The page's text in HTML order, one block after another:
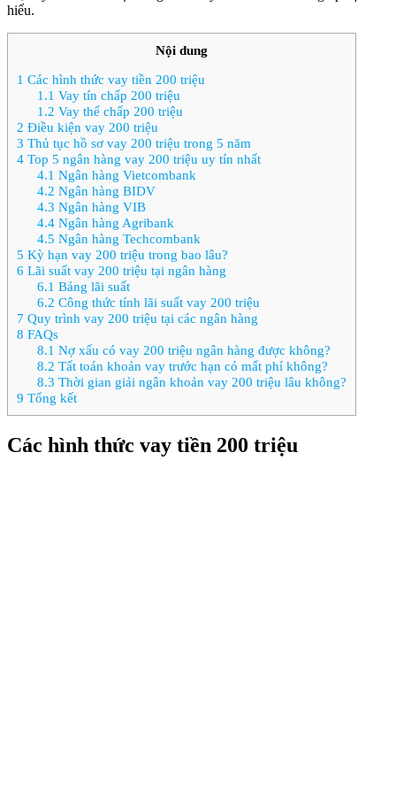
hiểu.
Nội dung
1 Các hình thức vay tiền 200 triệu
1.1 Vay tín chấp 200 triệu
1.2 Vay thế chấp 200 triệu
2 Điều kiện vay 200 triệu
3 Thủ tục hồ sơ vay 200 triệu trong 5 năm
4 Top 5 ngân hàng vay 200 triệu uy tín nhất
4.1 Ngân hàng Vietcombank
4.2 Ngân hàng BIDV
4.3 Ngân hàng VIB
4.4Ngân hàng Agribank
4.5 Ngân hàng Techcombank
5 Kỳ hạn vay 200 triệu trong bao lâu?
6 Lãi suất vay 200 triệu tại ngân hàng
6.1 Bảng lãi suất
6.2 Công thức tính lãi suất vay 200 triệu
7 Quy trình vay 200 triệu tại các ngân hàng
8 FAQs
8.1 Nợ xấu có vay 200 triệu ngân hàng được không?
8.2 Tất toán khoản vay trước hạn có mất phí không?
8.3 Thời gian giải ngân khoản vay 200 triệu lâu không?
9 Tổng kết
Các hình thức vay tiền 200 triệu